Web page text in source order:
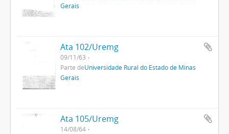
Gerais
Ata 102/Uremg
09/11/63
Parte deUniversidade Rural do Estado de Minas
Gerais
Ata 105/Uremg
14/08/64